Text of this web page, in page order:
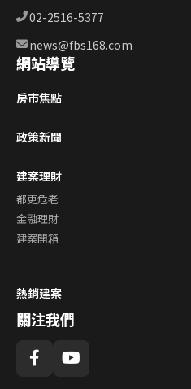
02-2516-5377
news@fbs168.com
網站導覽
房市焦點
政策新聞
建案理財
都更危老
金融理財
建案開箱
熱銷建案
關注我們